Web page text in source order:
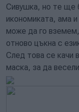
Сивушка, но те ще
икономиката, ама
може да го
отново цъкна с
След това се качи
маска, за да